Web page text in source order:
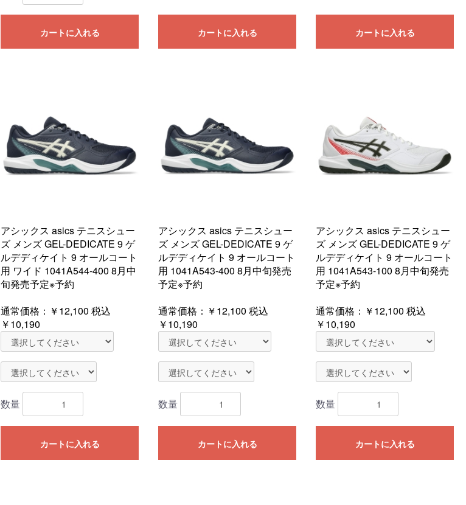
カートに入れる カートに入れる カートに入れる
アシックス asics テニスシュー
ズ メンズ GEL-DEDICATE 9 ゲ
ルデディケイト 9 オールコート
用 ワイド 1041A544-400 8月中
旬発売予定※予約
通常価格： ￥12,100 税込
￥10,190
数量
カートに入れる
アシックス asics テニスシュー
ズ メンズ GEL-DEDICATE 9 ゲ
ルデディケイト 9 オールコート
用 1041A543-400 8月中旬発売
予定※予約
通常価格： ￥12,100 税込
￥10,190
数量
カートに入れる
アシックス asics テニスシュー
ズ メンズ GEL-DEDICATE 9 ゲ
ルデディケイト 9 オールコート
用 1041A543-100 8月中旬発売
予定※予約
通常価格： ￥12,100 税込
￥10,190
数量
カートに入れる